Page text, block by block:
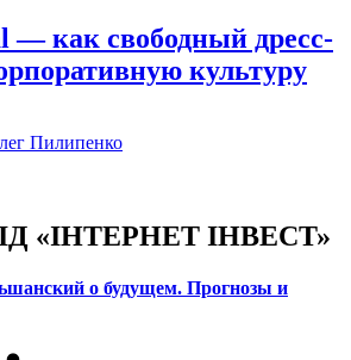
— как свободный дресс-
культуру
Пилипенко
«ІНТЕРНЕТ ІНВЕСТ»
о будущем. Прогнозы и